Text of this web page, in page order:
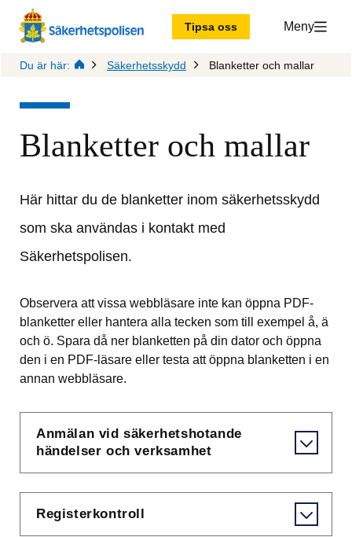
Tipsa oss Meny
Du är här: Säkerhetsskydd Blanketter och mallar
Blanketter och mallar
Här hittar du de blanketter inom säkerhetsskydd
som ska användas i kontakt med
Säkerhetspolisen.
Observera att vissa webbläsare inte kan öppna PDF-
blanketter eller hantera alla tecken som till exempel å, ä
och ö. Spara då ner blanketten på din dator och öppna
den i en PDF-läsare eller testa att öppna blanketten i en
annan webbläsare.
Anmälan vid säkerhetshotande
händelser och verksamhet
Registerkontroll